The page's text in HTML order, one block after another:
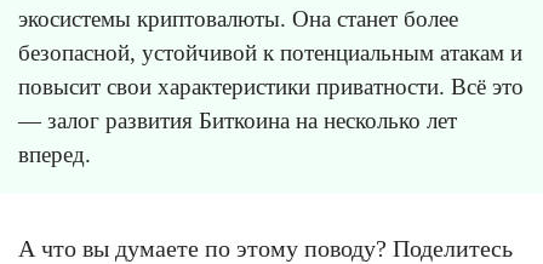
экосистемы криптовалюты. Она станет более
безопасной, устойчивой к потенциальным атакам и
повысит свои характеристики приватности. Всё это
— залог развития Биткоина на несколько лет
вперед.
А что вы думаете по этому поводу? Поделитесь